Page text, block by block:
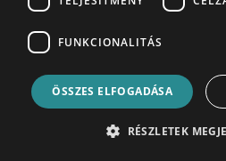
Szénhidrát
Szülés Utáni Vérzés
Szülésbeindítás
Szülésfelkészítés
FUNKCIONALITÁS
ÖSSZES ELFOGADÁSA
RÉSZLETEK